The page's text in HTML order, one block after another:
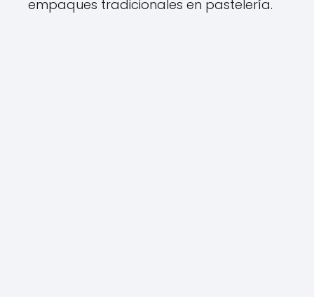
empaques tradicionales en pastelería.